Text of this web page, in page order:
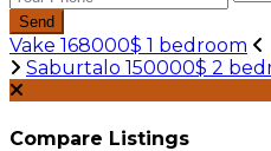
Send
Vake 168000$ 1 bedroom
Saburtalo 150000$ 2
Compare Listings